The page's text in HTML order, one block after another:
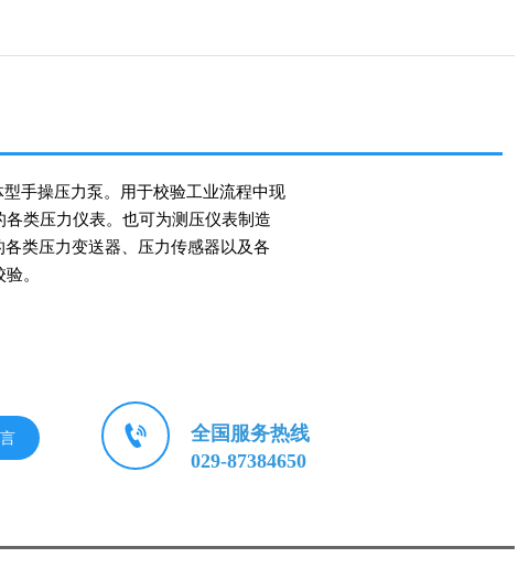
手操压力泵。用于校验工业流程中现
类压力仪表。也可为测压仪表制造
类压力变送器、压力传感器以及各
。

全国服务热线
029-87384650